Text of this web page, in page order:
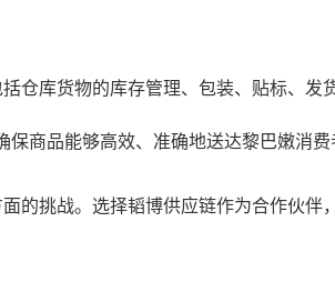
仓库货物的库存管理、包装、贴标、发
商品能够高效、准确地送达黎巴嫩消费
的挑战。选择韬博供应链作为合作伙伴